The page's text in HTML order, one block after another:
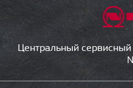
Центральный